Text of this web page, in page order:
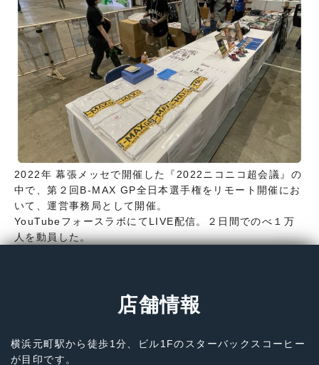
2022年 幕張メッセで開催した『2022ニコニコ超会議』の
中で、第２回B-MAX GP全日本選手権をリモート開催にお
いて、運営事務局として開催。
YouTubeフォースラボにてLIVE配信。２日間でのべ１万
人を動員した。
店舗情報
横浜元町駅から徒歩1分、ビル1Fのスターバックスコーヒー
が目印です。